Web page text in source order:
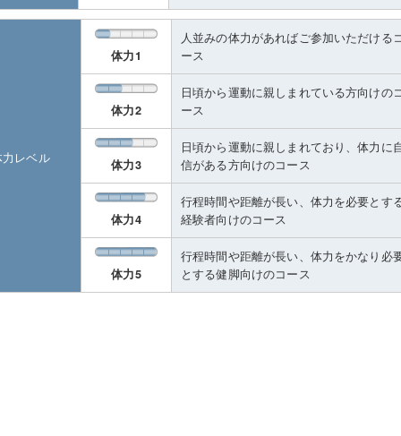
力レベル
体力1
人並みの体力があればご参加いただける
ース
体力2
日頃から運動に親しまれている方向けの
ース
体力3
日頃から運動に親しまれており、体力に
信がある方向けのコース
体力4
行程時間や距離が長い、体力を必要とす
経験者向けのコース
体力5
行程時間や距離が長い、体力をかなり必
とする健脚向けのコース